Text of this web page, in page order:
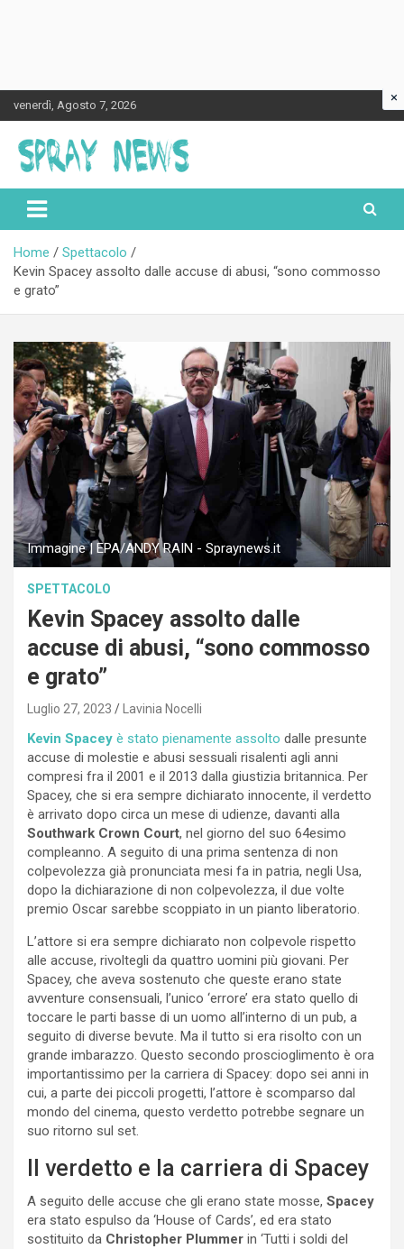
to
content
venerdì, Agosto 7, 2026
Spraynews.it
Home
Spettacolo
Kevin Spacey assolto dalle accuse di abusi, “sono commosso
e grato”
Immagine | EPA/ANDY RAIN - Spraynews.it
SPETTACOLO
Kevin Spacey assolto dalle
accuse di abusi, “sono commosso
e grato”
Luglio 27, 2023 Lavinia Nocelli
Kevin Spacey è stato pienamente assolto dalle presunte
accuse di molestie e abusi sessuali risalenti agli anni
compresi fra il 2001 e il 2013 dalla giustizia britannica. Per
Spacey, che si era sempre dichiarato innocente, il verdetto
è arrivato dopo circa un mese di udienze, davanti alla
Southwark Crown Court, nel giorno del suo 64esimo
compleanno. A seguito di una prima sentenza di non
colpevolezza già pronunciata mesi fa in patria, negli Usa,
dopo la dichiarazione di non colpevolezza, il due volte
premio Oscar sarebbe scoppiato in un pianto liberatorio.
L’attore si era sempre dichiarato non colpevole rispetto
alle accuse, rivoltegli da quattro uomini più giovani. Per
Spacey, che aveva sostenuto che queste erano state
avventure consensuali, l’unico ‘errore’ era stato quello di
toccare le parti basse di un uomo all’interno di un pub, a
seguito di diverse bevute. Ma il tutto si era risolto con un
grande imbarazzo. Questo secondo proscioglimento è ora
importantissimo per la carriera di Spacey: dopo sei anni in
cui, a parte dei piccoli progetti, l’attore è scomparso dal
mondo del cinema, questo verdetto potrebbe segnare un
suo ritorno sul set.
Il verdetto e la carriera di Spacey
A seguito delle accuse che gli erano state mosse, Spacey
era stato espulso da ‘House of Cards’, ed era stato
sostituito da Christopher Plummer in ‘Tutti i soldi del
×